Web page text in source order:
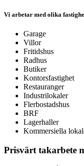
Vi arbetar med olika
Garage
Villor
Fritidshus
Radhus
Butiker
Kontorsfastighet
Restauranger
Industrilokaler
Flerbostadshus
BRF
Lagerhaller
Kommersiella
Prisvärt takarbete